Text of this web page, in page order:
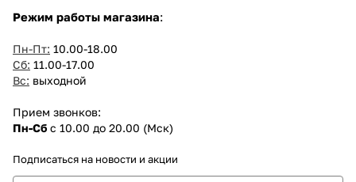
Режим работы магазина:
Пн-Пт: 10.00-18.00
Сб: 11.00-17.00
Вс: выходной
Прием звонков:
Пн-Сб с 10.00 до 20.00 (Мск)
Подписаться на новости и акции